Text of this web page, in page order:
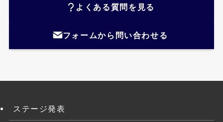
よくある質問を見る
フォームから問い合わせる
ステージ発表